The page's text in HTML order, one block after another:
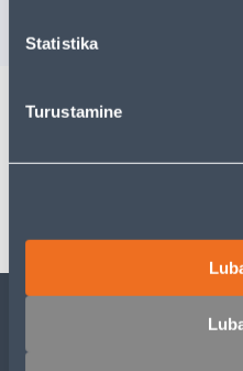
Statistika
Turustamine